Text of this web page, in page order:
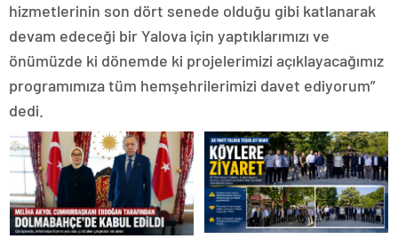
hizmetlerinin son dört senede olduğu gibi katlanarak
devam edeceği bir Yalova için yaptıklarımızı ve
önümüzde ki dönemde ki projelerimizi açıklayacağımız
programımıza tüm hemşehrilerimizi davet ediyorum”
dedi.